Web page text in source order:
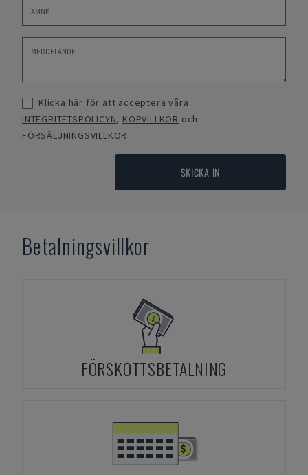
Klicka här för att acceptera våra
INTEGRITETSPOLICYN, KÖPVILLKOR och
FÖRSÄLJNINGSVILLKOR
SKICKA IN
Betalningsvillkor
FÖRSKOTTSBETALNING